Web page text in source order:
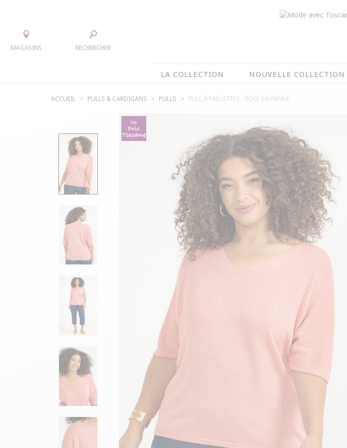
MAGASINS RECHERCHER
LA COLLECTION NOUVELLE COLLECTION
LA COLLECTION
CHEMISIERS & TUNIQUES
PULLS & CARDIGANS
VESTES
PANTALONS
ROBES
ACCESSOIRES
PARKAS & IMPERS
MANTEAUX
ACCUEIL PULLS & CARDIGANS PULLS PULL À PAILLETTES - ROSE SAUMONE